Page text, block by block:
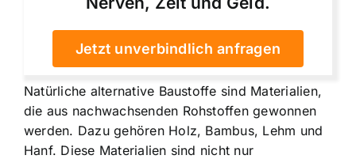
Jetzt unverbindlich anfragen
Natürliche alternative Baustoffe sind Materialien,
die aus nachwachsenden Rohstoffen gewonnen
werden. Dazu gehören Holz, Bambus, Lehm und
Hanf. Diese Materialien sind nicht nur